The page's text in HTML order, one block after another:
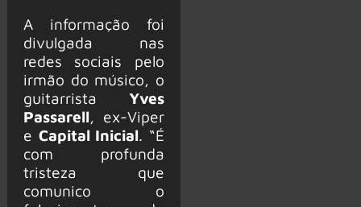
A informação foi
divulgada nas
redes sociais pelo
irmão do músico, o
guitarrista Yves
Passarell , ex-Viper
e Capital Inicial . “É
com profunda
tristeza que
comunico o